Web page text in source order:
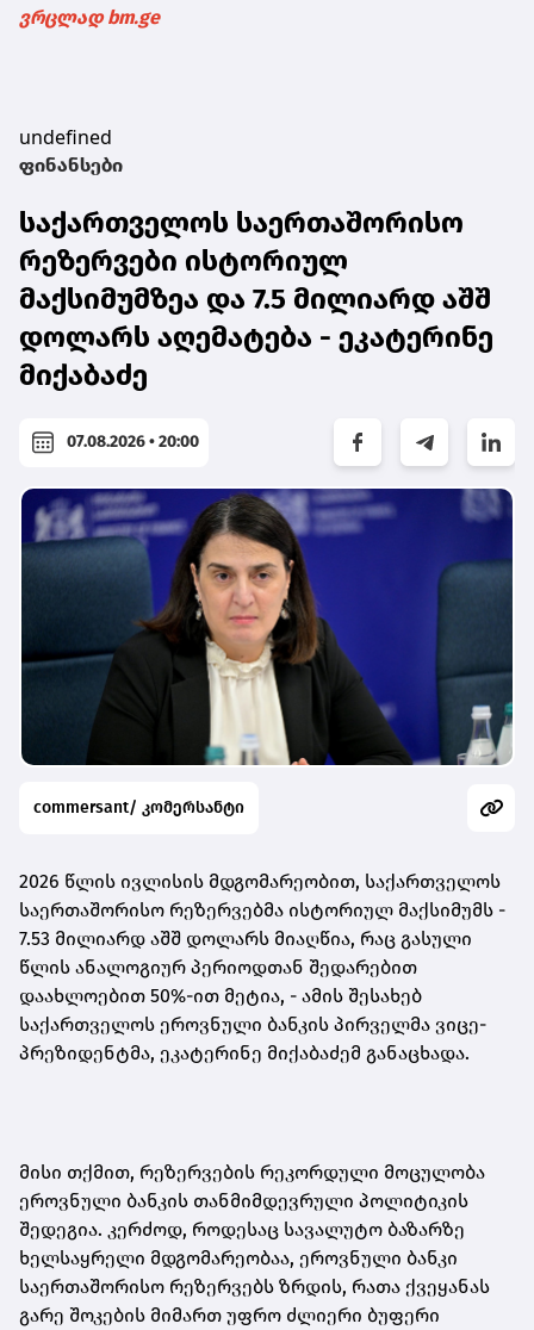
ვრცლად bm.ge
undefined
ფინანსები
საქართველოს საერთაშორისო
რეზერვები ისტორიულ
მაქსიმუმზეა და 7.5 მილიარდ აშშ
დოლარს აღემატება - ეკატერინე
მიქაბაძე
07.08.2026 • 20:00
commersant/ კომერსანტი
2026 წლის ივლისის მდგომარეობით, საქართველოს
საერთაშორისო რეზერვებმა ისტორიულ მაქსიმუმს -
7.53 მილიარდ აშშ დოლარს მიაღწია, რაც გასული
წლის ანალოგიურ პერიოდთან შედარებით
დაახლოებით 50%-ით მეტია, - ამის შესახებ
საქართველოს ეროვნული ბანკის პირველმა ვიცე-
პრეზიდენტმა, ეკატერინე მიქაბაძემ განაცხადა.
მისი თქმით, რეზერვების რეკორდული მოცულობა
ეროვნული ბანკის თანმიმდევრული პოლიტიკის
შედეგია. კერძოდ, როდესაც სავალუტო ბაზარზე
ხელსაყრელი მდგომარეობაა, ეროვნული ბანკი
საერთაშორისო რეზერვებს ზრდის, რათა ქვეყანას
გარე შოკების მიმართ უფრო ძლიერი ბუფერი